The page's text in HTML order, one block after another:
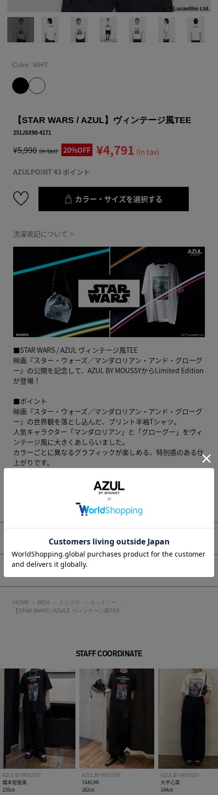
Color: WHT
【STAR WARS / AZUL】ヴィンテージ風TEE
251JSX90-4171
¥5,990 (in tax) 20%OFF ¥4,791 (in tax)
AZULPOINT 43 ポイント
カラー・サイズを選択する
洗濯表記について ＞
■STAR WARS / AZUL ヴィンテージ風TEE
映画『スター・ウォーズ／マンダロリアン・アンド・グローグ
ー』の公開を記念して、AZUL BY MOUSSYからLimited Edition
が登場！
■ポイント
映画『スター・ウォーズ／マンダロリアン・アンド・グローグ
ー』の世界観を落とし込んだ、プリント半袖Tシャツ。
人気キャラクター「マンダロリアン」と「グローグー」をヴィ
ンテージ風に大きくあしらいました。
カラーごとに異なるグラフィックが楽しめる、特別感のある仕
上がりです。
程よくリラックス感のあるシルエット。
しっかりとした生地感で型崩れしにくく、デイリー使いに最適
■スタイリング
デニムやショーツに合わせてラフに着るだけでコーデの主役
に。
フェスやアウトドアはもちろん、シンプルなスタイリングにア
■生地
ルながらもすっきりとした印象に仕上がります。
厚すぎず薄すぎない程よい肉感の着用しやすい素材です。
透け感：なし
裏 地：なし
伸縮性：なし
光沢感：なし
■モデル身長185cm（Lサイズ着用）
[注意事項]
※画像の商品はサンプルです。実際の商品と仕様、加工が若干
異なる場合があります。
※画像の商品は光の照射や角度、お使いのモニター環境によ
もっと見る
アイテムサイズ
HOME MEN トップス
カットソー
【STAR WARS / AZUL】ヴィンテージ風TEE
STAFF COORDINATE
AZUL BY MOUSSY
橋本矩留美
155㎝
AZUL BY MOUSSY
TAKUMI
182㎝
AZUL BY MOUSSY
大平心菜
164㎝